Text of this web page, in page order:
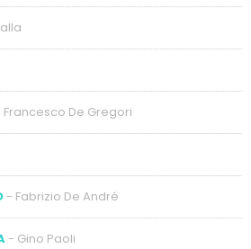
De Gregori
- Fabrizio De André
- Gino Paoli